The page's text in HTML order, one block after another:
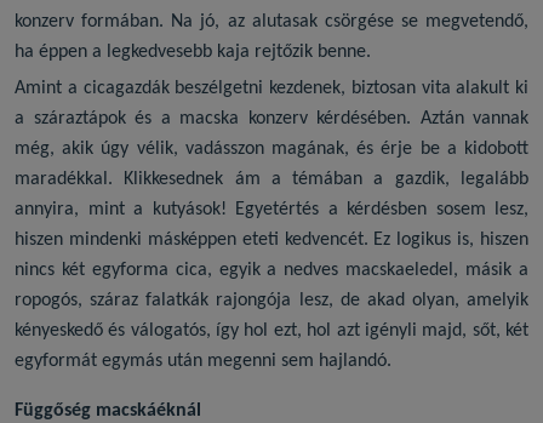
konzerv formában. Na jó, az alutasak csörgése se megvetendő,
ha éppen a legkedvesebb kaja rejtőzik benne.
Amint a cicagazdák beszélgetni kezdenek, biztosan vita alakult ki
a száraztápok és a macska konzervkérdésében. Aztán vannak
még, akik úgy vélik, vadásszon magának, és érje be a kidobott
maradékkal. Klikkesednek ám a témában a gazdik, legalább
annyira, mint a kutyások! Egyetértés a kérdésben sosem lesz,
hiszen mindenki másképpen eteti kedvencét. Ez logikus is, hiszen
nincs két egyforma cica, egyik a nedves macskaeledel, másik a
ropogós, száraz falatkák rajongója lesz, de akad olyan, amelyik
kényeskedő és válogatós, így hol ezt, hol azt igényli majd, sőt, két
egyformát egymás után megenni sem hajlandó.
Függőség macskáéknál